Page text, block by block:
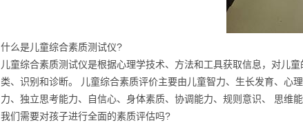
什么是儿童综合素质测试仪?
儿童综合素质测试仪是根据心理学技术、方法和工具获取信息，对儿
类、识别和诊断。 儿童综合素质评价主要由儿童智力、生长发育、心
力、独立思考能力、自信心、身体素质、协调能力、规则意识、 思维
我们需要对孩子进行全面的素质评估吗?